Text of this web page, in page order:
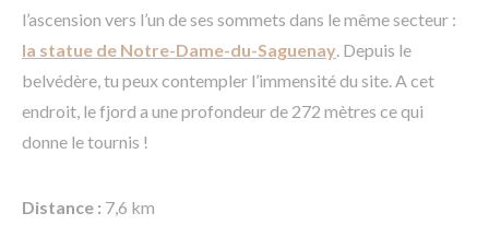
l’ascension vers l’un de ses sommets dans le même secteur :
la statue de Notre-Dame-du-Saguenay. Depuis le
belvédère, tu peux contempler l’immensité du site. A cet
endroit, le fjord a une profondeur de 272 mètres ce qui
donne le tournis !
Distance : 7,6 km